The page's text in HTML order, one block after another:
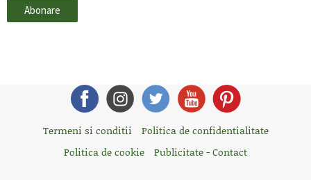
Termeni si conditii
Politica de confidentialitate
Politica de cookie
Publicitate - Contact